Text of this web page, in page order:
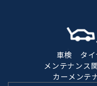
車検 タイ
メンテナンス
カーメンテ